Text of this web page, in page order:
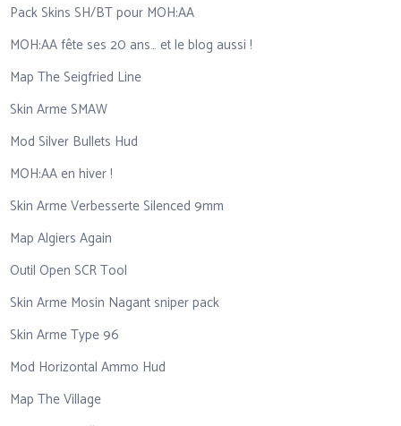
Pack Skins SH/BT pour MOH:AA
MOH:AA fête ses 20 ans… et le blog aussi !
Map The Seigfried Line
Skin Arme SMAW
Mod Silver Bullets Hud
MOH:AA en hiver !
Skin Arme Verbesserte Silenced 9mm
Map Algiers Again
Outil Open SCR Tool
Skin Arme Mosin Nagant sniper pack
Skin Arme Type 96
Mod Horizontal Ammo Hud
Map The Village